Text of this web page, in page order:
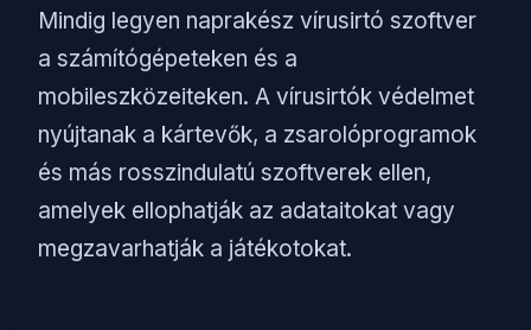
Mindig legyen naprakész vírusirtó szoftver
a számítógépeteken és a
mobileszközeiteken. A vírusirtók védelmet
nyújtanak a kártevők, a zsarolóprogramok
és más rosszindulatú szoftverek ellen,
amelyek ellophatják az adataitokat vagy
megzavarhatják a játékotokat.